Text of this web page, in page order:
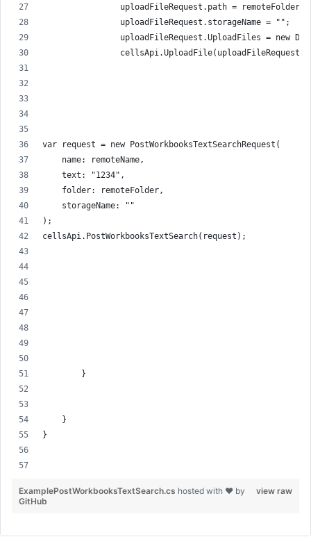
uploadFileRequest.path = remoteFolder
                uploadFileRequest.storageName = "";
uploadFileRequest.UploadFiles = new
                cellsApi.UploadFile(uploadFileRequest);
var request = new PostWorkbooksTextSearchRequest(
    name: remoteName,
    text: "1234",
    folder: remoteFolder,
    storageName: ""
);
cellsApi.PostWorkbooksTextSearch(request);
        }
    }
}
view raw
ExamplePostWorkbooksTextSearch.cs hosted with ❤ by
GitHub